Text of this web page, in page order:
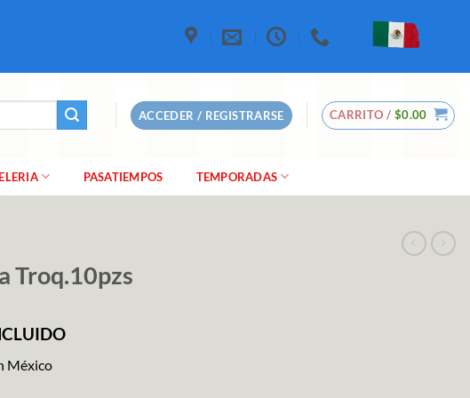
ACCEDER / REGISTRARSE CARRITO / $0.00
PASATIEMPOS TEMPORADAS
Troq.10pzs
México